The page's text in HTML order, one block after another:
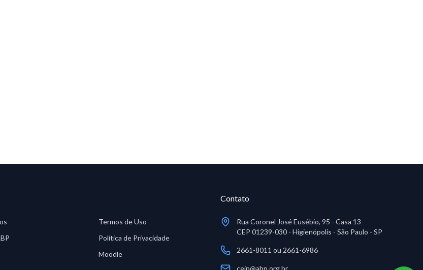
Termos de Uso
Política de Privacidade
Moodle
Contato
Rua Coronel José Eusébio, 95 - Casa 13
CEP 01239-030 - Higienópolis - São Paulo - SP
2661-8011 ou 2661-6986